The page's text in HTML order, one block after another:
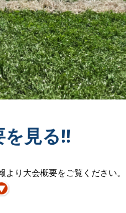
見る!!
り大会概要をご覧ください。